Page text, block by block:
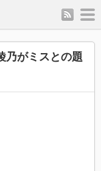
rss
乃がミスとの題